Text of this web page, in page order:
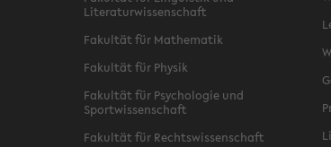
Literaturwissenschaft
Fakultät für Mathematik
Fakultät für Physik
Fakultät für Psychologie und
Sportwissenschaft
Fakultät für Rechtswissenschaft